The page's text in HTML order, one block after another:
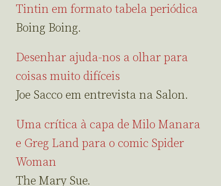
Tintin em formato tabela periódica
Boing Boing.
Desenhar ajuda-nos a olhar para
coisas muito difíceis
Joe Sacco em entrevista na Salon.
Uma crítica à capa de Milo Manara
e Greg Land para o comic Spider
Woman
The Mary Sue.